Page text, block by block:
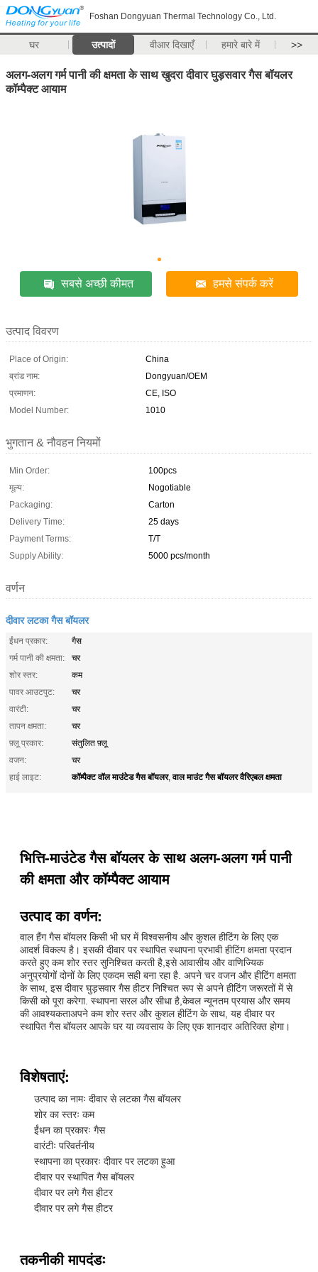
Foshan Dongyuan Thermal Technology Co., Ltd.
घर उत्पादों वीआर दिखाएँ हमारे बारे में >>
अलग-अलग गर्म पानी की क्षमता के साथ खुदरा दीवार घुड़सवार गैस बॉयलर
कॉम्पैक्ट आयाम
सबसे अच्छी कीमत हमसे संपर्क करें
उत्पाद विवरण
Place of Origin:
China
ब्रांड नाम:
Dongyuan/OEM
प्रमाणन:
CE, ISO
Model Number:
1010
भुगतान & नौवहन नियमों
Min Order:
100pcs
मूल्य:
Nogotiable
Packaging:
Carton
Delivery Time:
25 days
Payment Terms:
T/T
Supply Ability:
5000 pcs/month
वर्णन
दीवार लटका गैस बॉयलर
ईंधन प्रकार:
गैस
गर्म पानी की क्षमता:
चर
शोर स्तर:
कम
पावर आउटपुट:
चर
वारंटी:
चर
तापन क्षमता:
चर
फ़्लू प्रकार:
संतुलित फ़्लू
वजन:
चर
हाई लाइट:
कॉम्पैक्ट वॉल माउंटेड गैस बॉयलर,वाल माउंट गैस बॉयलर वैरिएबल क्षमता
भित्ति-माउंटेड गैस बॉयलर के साथ अलग-अलग गर्म पानी
की क्षमता और कॉम्पैक्ट आयाम
उत्पाद का वर्णन:
वाल हैंग गैस बॉयलर किसी भी घर में विश्वसनीय और कुशल हीटिंग के लिए एक
आदर्श विकल्प है। इसकी दीवार पर स्थापित स्थापना प्रभावी हीटिंग क्षमता प्रदान
करते हुए कम शोर स्तर सुनिश्चित करती है,इसे आवासीय और वाणिज्यिक
अनुप्रयोगों दोनों के लिए एकदम सही बना रहा है. अपने चर वजन और हीटिंग क्षमता
के साथ, इस दीवार घुड़सवार गैस हीटर निश्चित रूप से अपने हीटिंग जरूरतों में से
किसी को पूरा करेगा. स्थापना सरल और सीधा है,केवल न्यूनतम प्रयास और समय
की आवश्यकताअपने कम शोर स्तर और कुशल हीटिंग के साथ, यह दीवार पर
स्थापित गैस बॉयलर आपके घर या व्यवसाय के लिए एक शानदार अतिरिक्त होगा।
विशेषताएं:
उत्पाद का नामः दीवार से लटका गैस बॉयलर
शोर का स्तरः कम
ईंधन का प्रकारः गैस
वारंटीः परिवर्तनीय
स्थापना का प्रकारः दीवार पर लटका हुआ
दीवार पर स्थापित गैस बॉयलर
दीवार पर लगे गैस हीटर
दीवार पर लगे गैस हीटर
तकनीकी मापदंडः